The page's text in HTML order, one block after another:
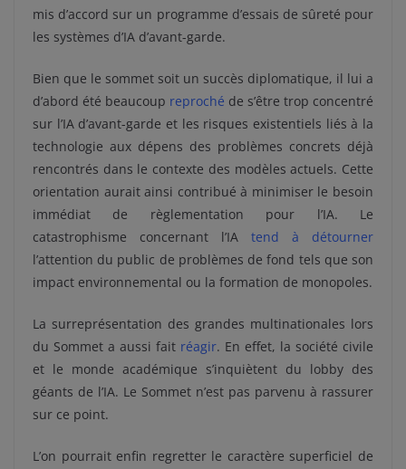
mis d’accord sur un programme d’essais de sûreté pour
les systèmes d’IA d’avant-garde.
Bien que le sommet soit un succès diplomatique, il lui a
d’abord été beaucoup reproché de s’être trop concentré
sur l’IA d’avant-garde et les risques existentiels liés à la
technologie aux dépens des problèmes concrets déjà
rencontrés dans le contexte des modèles actuels. Cette
orientation aurait ainsi contribué à minimiser le besoin
immédiat de règlementation pour l’IA. Le
catastrophisme concernant l’IA tend à détourner
l’attention du public de problèmes de fond tels que son
impact environnemental ou la formation de monopoles.
La surreprésentation des grandes multinationales lors
du Sommet a aussi fait réagir. En effet, la société civile
et le monde académique s’inquiètent du lobby des
géants de l’IA. Le Sommet n’est pas parvenu à rassurer
sur ce point.
L’on pourrait enfin regretter le caractère superficiel de